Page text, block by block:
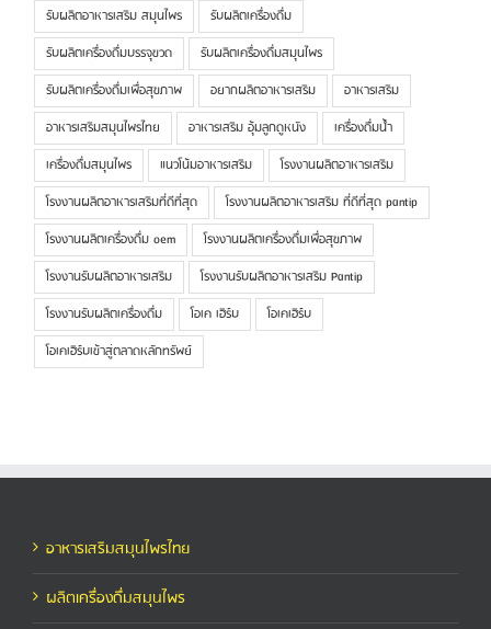
รับผลิตอาหารเสริม สมุนไพร
รับผลิตเครื่องดื่ม
รับผลิตเครื่องดื่มบรรจุขวด
รับผลิตเครื่องดื่มสมุนไพร
รับผลิตเครื่องดื่มเพื่อสุขภาพ
อยากผลิตอาหารเสริม
อาหารเสริม
อาหารเสริมสมุนไพรไทย
อาหารเสริม อุ้มลูกดูหนัง
เครื่องดื่มน้ำ
เครื่องดื่มสมุนไพร
แนวโน้มอาหารเสริม
โรงงานผลิตอาหารเสริม
โรงงานผลิตอาหารเสริมที่ดีที่สุด
โรงงานผลิตอาหารเสริม ที่ดีที่สุด pantip
โรงงานผลิตเครื่องดื่ม oem
โรงงานผลิตเครื่องดื่มเพื่อสุขภาพ
โรงงานรับผลิตอาหารเสริม
โรงงานรับผลิตอาหารเสริม Pantip
โรงงานรับผลิตเครื่องดื่ม
โอเค เฮิร์บ
โอเคเฮิร์บ
โอเคเฮิร์บเข้าสู่ตลาดหลักทรัพย์
อาหารเสริมสมุนไพรไทย
ผลิตเครื่องดื่มสมุนไพร